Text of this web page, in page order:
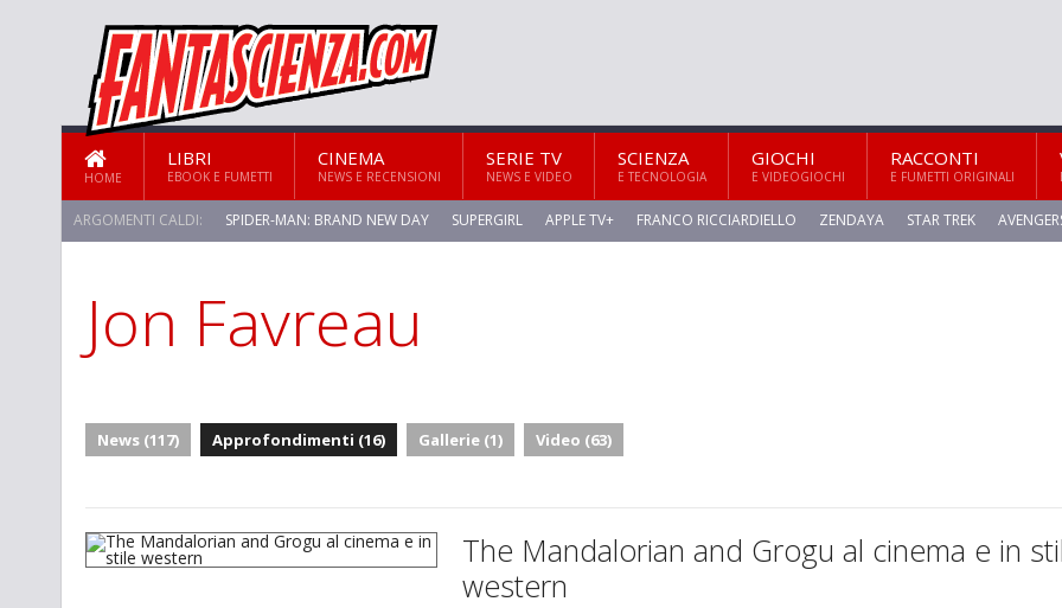
HOME
LIBRI
EBOOK E FUMETTI
CINEMA
NEWS E RECENSIONI
SERIE TV
NEWS E VIDEO
SCIENZA
E TECNOLOGIA
GIOCHI
E VIDEOGIOCHI
RACCONTI
E FUMETTI ORIGINALI
ARGOMENTI CALDI: SPIDER-MAN: BRAND NEW DAY SUPERGIRL APPLE TV+ FRANCO RICCIARDIELLO ZENDAYA STAR TREK
Jon Favreau
News (117) Approfondimenti (16) Gallerie (1) Video (63)
The Mandalorian and Grogu al cinema e in
western